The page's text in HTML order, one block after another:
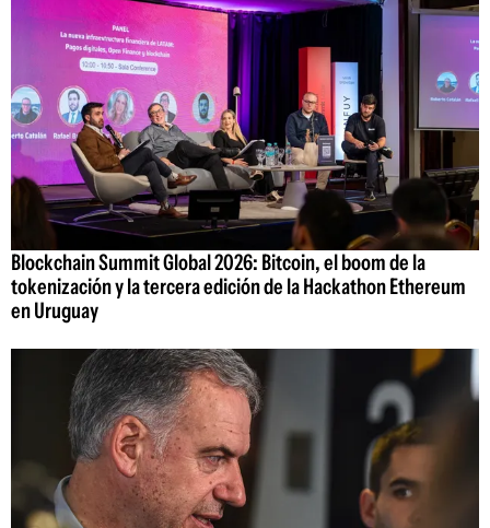
Blockchain Summit Global 2026: Bitcoin, el boom de la
tokenización y la tercera edición de la Hackathon Ethereum
en Uruguay